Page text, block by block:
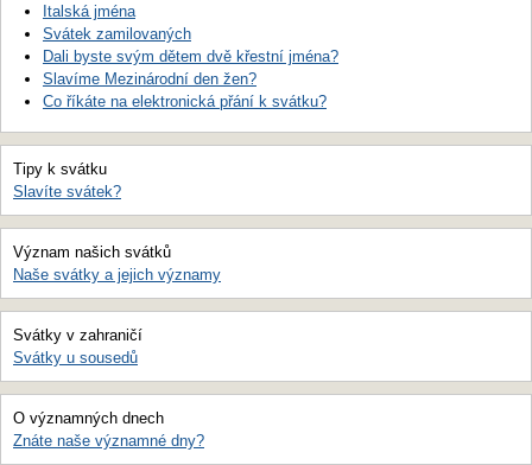
Italská jména
Svátek zamilovaných
Dali byste svým dětem dvě křestní jména?
Slavíme Mezinárodní den žen?
Co říkáte na elektronická přání k svátku?
Tipy k svátku
Slavíte svátek?
Význam našich svátků
Naše svátky a jejich významy
Svátky v zahraničí
Svátky u sousedů
O významných dnech
Znáte naše významné dny?